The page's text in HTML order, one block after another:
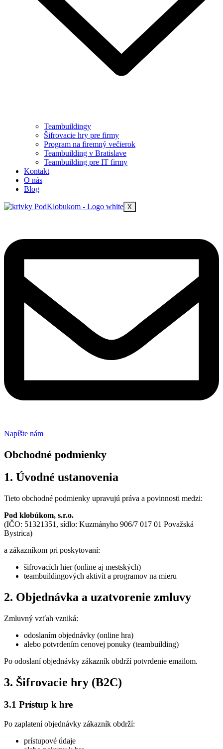
Teambuildingy
Šifrovacie hry pre firmy
Program na firemný večierok
Teambuilding v Bratislave
Teambuilding pre IT firmy
Kontakt
O nás
Blog
X
Napíšte nám
Obchodné podmienky
1. Úvodné ustanovenia
Tieto obchodné podmienky upravujú práva a povinnosti medzi:
Pod klobúkom, s.r.o.
(IČO: 51321351, sídlo: Kuzmányho 906/7 017 01 Považská
Bystrica)
a zákazníkom pri poskytovaní:
šifrovacích hier (online aj mestských)
teambuildingových aktivít a programov na mieru
2. Objednávka a uzatvorenie zmluvy
Zmluvný vzťah vzniká:
odoslaním objednávky (online hra)
alebo potvrdením cenovej ponuky (teambuilding)
Po odoslaní objednávky zákazník obdrží potvrdenie emailom.
3. Šifrovacie hry (B2C)
3.1 Prístup k hre
Po zaplatení objednávky zákazník obdrží:
prístupové údaje